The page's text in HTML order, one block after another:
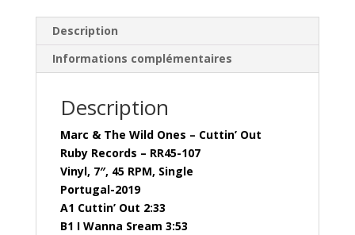
–
107
Description
Informations complémentaires
Description
Marc & The Wild Ones ‎– Cuttin’ Out
Ruby Records ‎– RR45-107
Vinyl, 7″, 45 RPM, Single
Portugal-2019
A1 Cuttin’ Out 2:33
B1 I Wanna Sream 3:53